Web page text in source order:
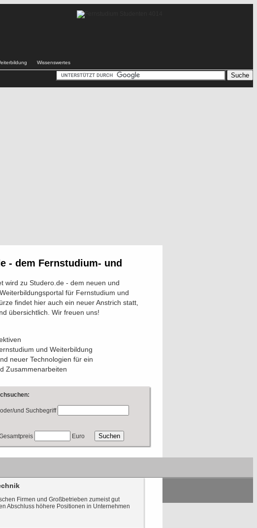
Wissenswertes
- dem Fernstudium- und
wird zu Studero.de - dem neuen und
für Fernstudium und
findet hier auch ein neuer Anstrich statt,
übersichtlich. Wir freuen uns!
und Weiterbildung
neuer Technologien für ein
Zusammenarbeiten
oder/und Suchbegriff
Euro
Firmen und Großbetrieben zumeist gut
Abschluss höhere Positionen in Unternehmen